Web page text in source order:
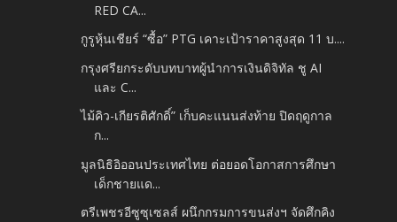
RED CA...
กูรูหุ้นเชียร์ “ซื้อ” PTG เคาะเป้าราคาสูงสุด 11 บ....
กรุงศรียกระดับบทบาทผู้นำการเงินดิจิทัล ชู AI
และ C...
ไม้คิว-เกียรติศักดิ์” เก็บคะแนนส่งท้าย ปิดฤดูกาล
ก...
มูลนิธิอิออนประเทศไทย ต่อยอดโอกาสการศึกษา
เด็กชายแด...
ตรีเพชรอีซูซุเซลส์ ผนึกกรมการขนส่งฯ จัดศึกคิง